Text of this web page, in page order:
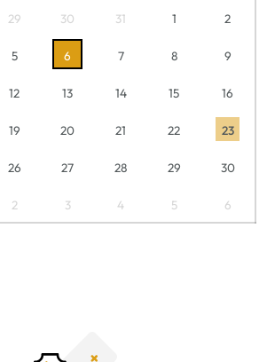
29 30 31 1 2
5 6 7 8 9
12 13 14 15 16
19 20 21 22 23
26 27 28 29 30
2 3 4 5 6